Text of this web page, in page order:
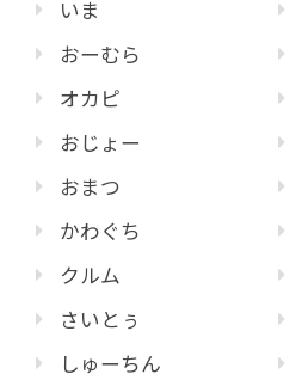
いま
おーむら
オカピ
おじょー
おまつ
かわぐち
クルム
さいとぅ
しゅーちん